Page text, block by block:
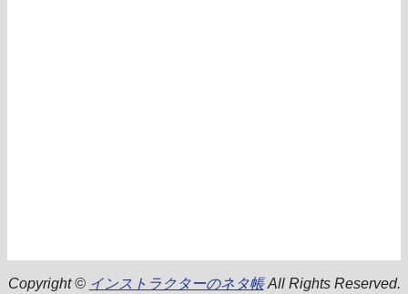
Copyright © インストラクターのネタ帳All Rights Reserved.